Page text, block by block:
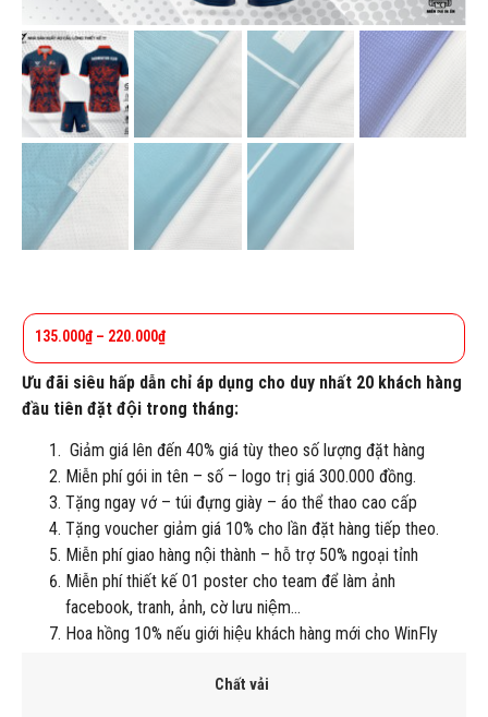
135.000₫ – 220.000₫
Ưu đãi siêu hấp dẫn chỉ áp dụng cho duy nhất 20 khách hàng
đầu tiên đặt đội trong tháng:
Giảm giá lên đến 40% giá tùy theo số lượng đặt hàng
Miễn phí gói in tên – số – logo trị giá 300.000 đồng.
Tặng ngay vớ – túi đựng giày – áo thể thao cao cấp
Tặng voucher giảm giá 10% cho lần đặt hàng tiếp theo.
Miễn phí giao hàng nội thành – hỗ trợ 50% ngoại tỉnh
Miễn phí thiết kế 01 poster cho team để làm ảnh
facebook, tranh, ảnh, cờ lưu niệm…
Hoa hồng 10% nếu giới hiệu khách hàng mới cho WinFly
Chất vải